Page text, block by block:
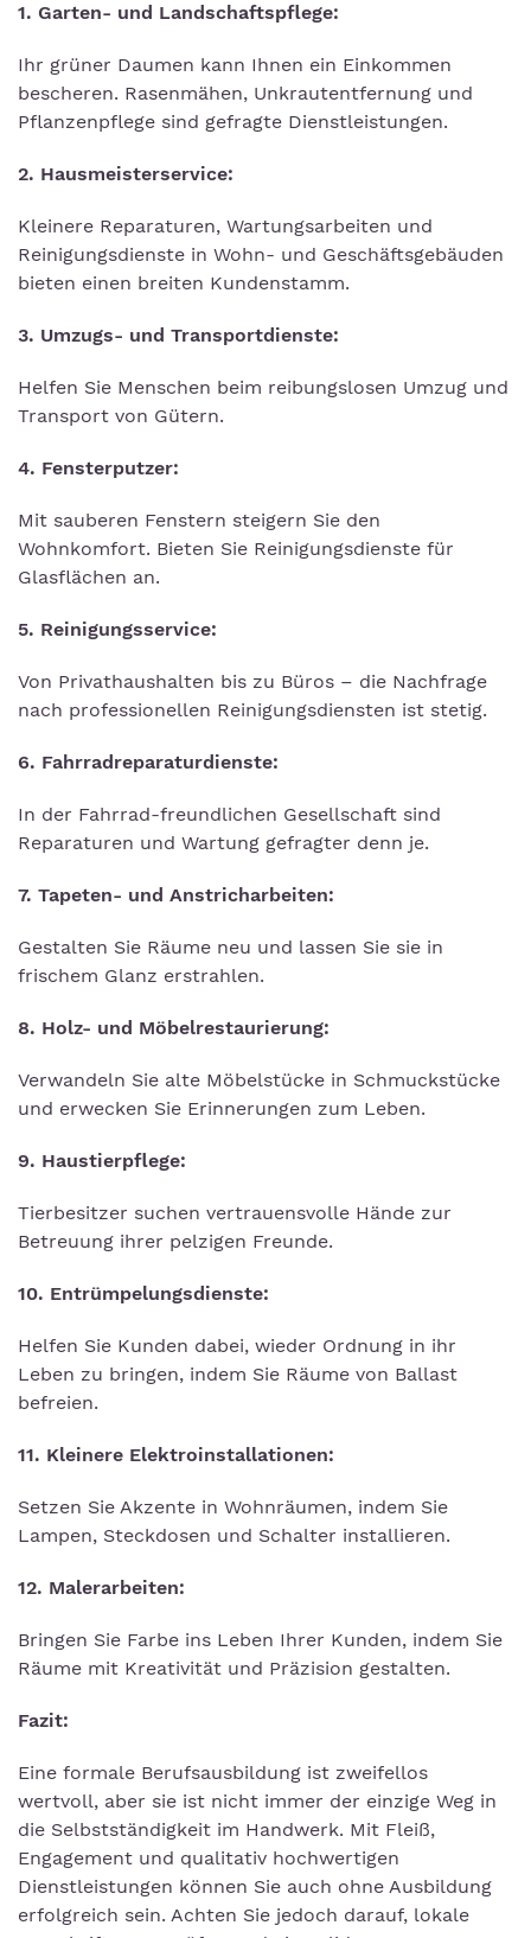
1. Garten- und Landschaftspflege:
Ihr grüner Daumen kann Ihnen ein Einkommen
bescheren. Rasenmähen, Unkrautentfernung und
Pflanzenpflege sind gefragte Dienstleistungen.
2. Hausmeisterservice:
Kleinere Reparaturen, Wartungsarbeiten und
Reinigungsdienste in Wohn- und Geschäftsgebäuden
bieten einen breiten Kundenstamm.
3. Umzugs- und Transportdienste:
Helfen Sie Menschen beim reibungslosen Umzug und
Transport von Gütern.
4. Fensterputzer:
Mit sauberen Fenstern steigern Sie den
Wohnkomfort. Bieten Sie Reinigungsdienste für
Glasflächen an.
5. Reinigungsservice:
Von Privathaushalten bis zu Büros – die Nachfrage
nach professionellen Reinigungsdiensten ist stetig.
6. Fahrradreparaturdienste:
In der Fahrrad-freundlichen Gesellschaft sind
Reparaturen und Wartung gefragter denn je.
7. Tapeten- und Anstricharbeiten:
Gestalten Sie Räume neu und lassen Sie sie in
frischem Glanz erstrahlen.
8. Holz- und Möbelrestaurierung:
Verwandeln Sie alte Möbelstücke in Schmuckstücke
und erwecken Sie Erinnerungen zum Leben.
9. Haustierpflege:
Tierbesitzer suchen vertrauensvolle Hände zur
Betreuung ihrer pelzigen Freunde.
10. Entrümpelungsdienste:
Helfen Sie Kunden dabei, wieder Ordnung in ihr
Leben zu bringen, indem Sie Räume von Ballast
befreien.
11. Kleinere Elektroinstallationen:
Setzen Sie Akzente in Wohnräumen, indem Sie
Lampen, Steckdosen und Schalter installieren.
12. Malerarbeiten:
Bringen Sie Farbe ins Leben Ihrer Kunden, indem Sie
Räume mit Kreativität und Präzision gestalten.
Fazit:
Eine formale Berufsausbildung ist zweifellos
wertvoll, aber sie ist nicht immer der einzige Weg in
die Selbstständigkeit im Handwerk. Mit Fleiß,
Engagement und qualitativ hochwertigen
Dienstleistungen können Sie auch ohne Ausbildung
erfolgreich sein. Achten Sie jedoch darauf, lokale